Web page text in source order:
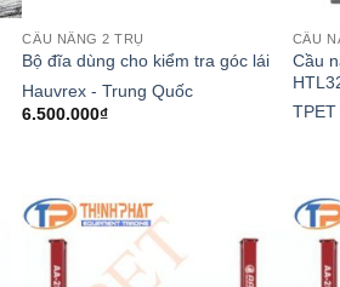
CẦU NÂNG 2 TRỤ
Bộ đĩa dùng cho kiểm tra góc lái
Hauvrex - Trung Quốc
6.500.000₫
CẦU
Cầu
TPET